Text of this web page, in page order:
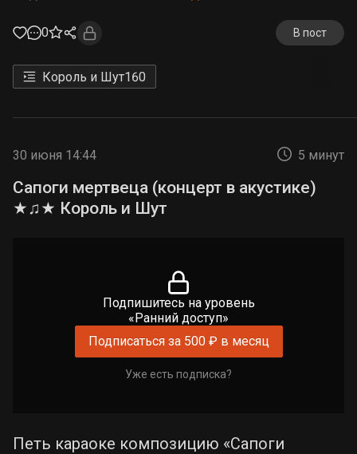
0 В пост
Король и Шут160
30 июня 14:44 5 минут
Сапоги мертвеца (концерт в акустике)
★♫★ Король и Шут
Подпишитесь на уровень
«Ранний доступ»
Подписаться за 500 ₽ в месяц
Уже есть подписка?
Петь караоке композицию «Сапоги